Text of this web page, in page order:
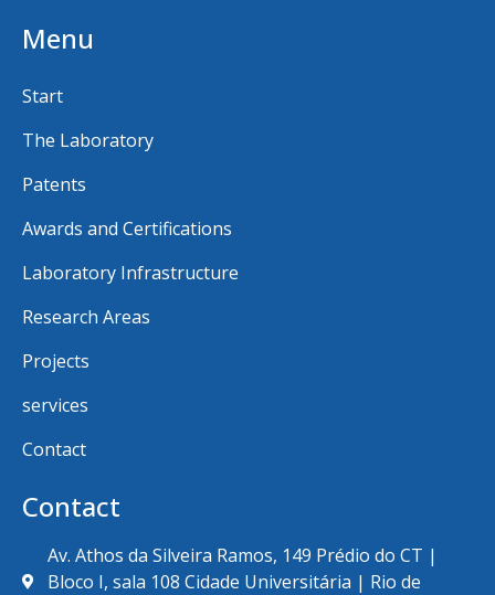
Menu
Start
The Laboratory
Patents
Awards and Certifications
Laboratory Infrastructure
Research Areas
Projects
services
Contact
Contact
Av. Athos da Silveira Ramos, 149 Prédio do CT |
Bloco I, sala 108 Cidade Universitária | Rio de